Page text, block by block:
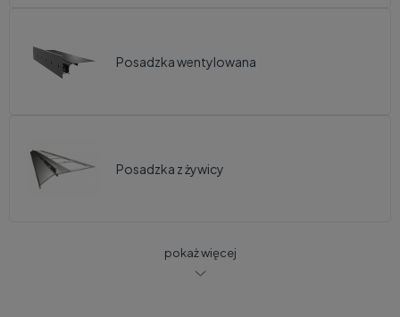
Posadzka wentylowana
Posadzka z żywicy
pokaż więcej